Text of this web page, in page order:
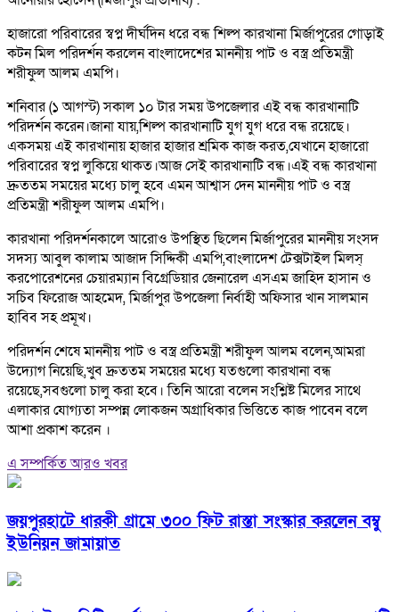
হাজারো পরিবারের স্বপ্ন দীর্ঘদিন ধরে বন্ধ শিল্প কারখানা মির্জাপুরের গোড়াই
কটন মিল পরিদর্শন করলেন বাংলাদেশের মাননীয় পাট ও বস্ত্র প্রতিমন্ত্রী
শরীফুল আলম এমপি।
শনিবার (১ আগস্ট) সকাল ১০ টার সময় উপজেলার এই বন্ধ কারখানাটি
পরিদর্শন করেন।জানা যায়,শিল্প কারখানাটি যুগ যুগ ধরে বন্ধ রয়েছে।
একসময় এই কারখানায় হাজার হাজার শ্রমিক কাজ করত,যেখানে হাজারো
পরিবারের স্বপ্ন লুকিয়ে থাকত।আজ সেই কারখানাটি বন্ধ।এই বন্ধ কারখানা
দ্রুততম সময়ের মধ্যে চালু হবে এমন আশ্বাস দেন মাননীয় পাট ও বস্ত্র
প্রতিমন্ত্রী শরীফুল আলম এমপি।
কারখানা পরিদর্শনকালে আরোও উপস্থিত ছিলেন মির্জাপুরের মাননীয় সংসদ
সদস্য আবুল কালাম আজাদ সিদ্দিকী এমপি,বাংলাদেশ টেক্সটাইল মিলস্
করপোরেশনের চেয়ারম্যান বিগ্রেডিয়ার জেনারেল এসএম জাহিদ হাসান ও
সচিব ফিরোজ আহমেদ, মির্জাপুর উপজেলা নির্বাহী অফিসার খান সালমান
হাবিব সহ প্রমূখ।
পরিদর্শন শেষে মাননীয় পাট ও বস্ত্র প্রতিমন্ত্রী শরীফুল আলম বলেন,আমরা
উদ্যোগ নিয়েছি,খুব দ্রুততম সময়ের মধ্যে যতগুলো কারখানা বন্ধ
রয়েছে,সবগুলো চালু করা হবে। তিনি আরো বলেন সংশ্লিষ্ট মিলের সাথে
এলাকার যোগ্যতা সম্পন্ন লোকজন অগ্রাধিকার ভিত্তিতে কাজ পাবেন বলে
আশা প্রকাশ করেন ।
এ সম্পর্কিত আরও খবর
জয়পুরহাটে ধারকী গ্রামে ৩০০ ফিট রাস্তা সংস্কার করলেন বম্বু
ইউনিয়ন জামায়াত